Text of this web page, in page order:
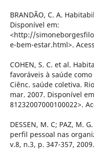
BRANDÃO, C. A.
Disponível em:
<http://
e-bem-estar.html>.
COHEN, S. C. et al.
favoráveis à saúde
Ciênc. saúde coletiva.
mar. 2007. Disponível
81232007000100022>.
DESSEN, M. C; PAZ, M.
perfil pessoal nas
v.8, n.3, p. 347-357, 2009.